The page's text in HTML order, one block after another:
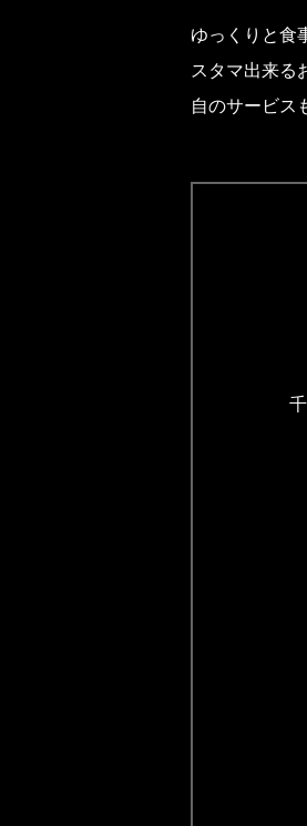
ゆっくりと食
スタマ出来る
自のサービス